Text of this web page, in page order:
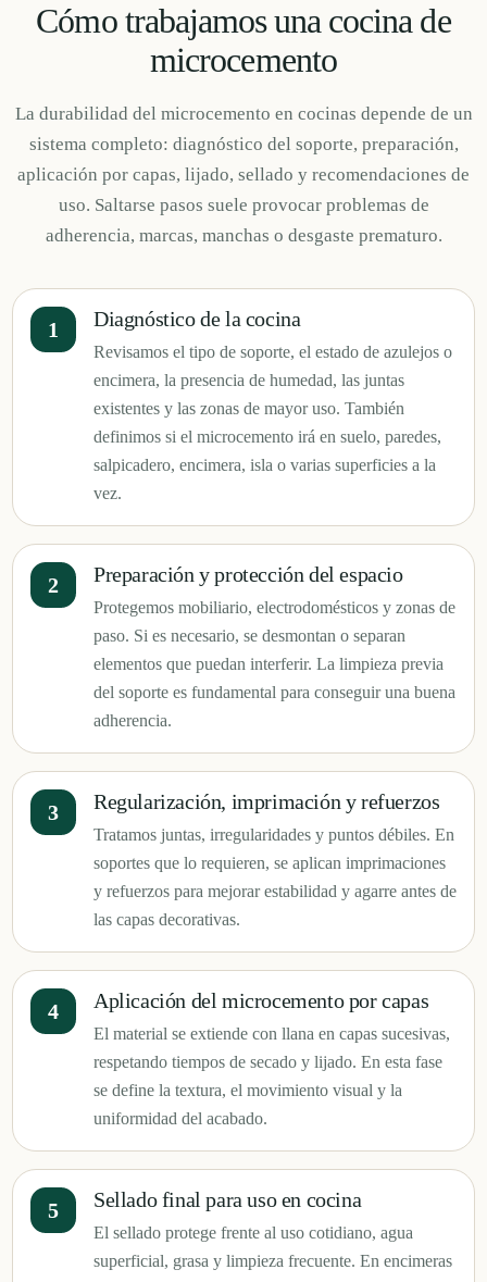
Cómo trabajamos una cocina de
microcemento
La durabilidad del microcemento en cocinas depende de un
sistema completo: diagnóstico del soporte, preparación,
aplicación por capas, lijado, sellado y recomendaciones de
uso. Saltarse pasos suele provocar problemas de
adherencia, marcas, manchas o desgaste prematuro.
Diagnóstico de la cocina
Revisamos el tipo de soporte, el estado de azulejos o
encimera, la presencia de humedad, las juntas
existentes y las zonas de mayor uso. También
definimos si el microcemento irá en suelo, paredes,
salpicadero, encimera, isla o varias superficies a la
vez.
Preparación y protección del espacio
Protegemos mobiliario, electrodomésticos y zonas de
paso. Si es necesario, se desmontan o separan
elementos que puedan interferir. La limpieza previa
del soporte es fundamental para conseguir una buena
adherencia.
Regularización, imprimación y refuerzos
Tratamos juntas, irregularidades y puntos débiles. En
soportes que lo requieren, se aplican imprimaciones
y refuerzos para mejorar estabilidad y agarre antes de
las capas decorativas.
Aplicación del microcemento por capas
El material se extiende con llana en capas sucesivas,
respetando tiempos de secado y lijado. En esta fase
se define la textura, el movimiento visual y la
uniformidad del acabado.
Sellado final para uso en cocina
El sellado protege frente al uso cotidiano, agua
superficial, grasa y limpieza frecuente. En encimeras